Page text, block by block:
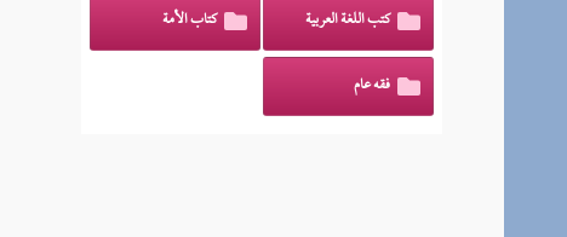
كتب اللغة العربية كتاب الأمة
فقه عام